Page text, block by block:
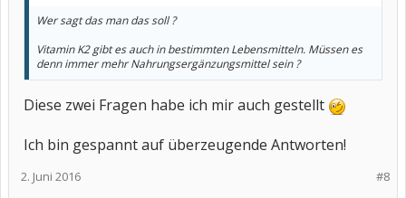
Wer sagt das man das soll ?
Vitamin K2 gibt es auch in bestimmten Lebensmitteln. Müssen es
denn immer mehr Nahrungsergänzungsmittel sein ?
Diese zwei Fragen habe ich mir auch gestellt
Ich bin gespannt auf überzeugende Antworten!
#8
2. Juni 2016